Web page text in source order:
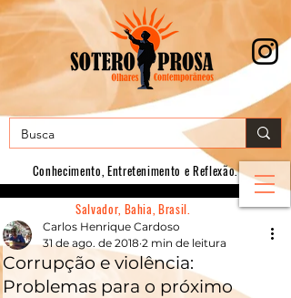
Conhecimento, Entretenimento e Reflexão.
Salvador, Bahia, Brasil.
Corrupção e violência:
Problemas para o próximo
Carlos Henrique Cardoso
31 de ago. de 2018 2 min de leitura